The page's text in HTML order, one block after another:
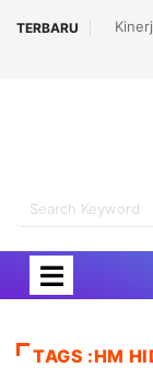
TERBARU
TAGS :HM